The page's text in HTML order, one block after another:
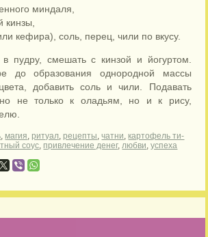
миндаля,
кинзы,
кефира), соль, перец, чили по вкусу.
пудру, смешать с кинзой и йогуртом.
до образования однородной массы
добавить соль и чили. Подавать
не только к оладьям, но и к рису,
, магия,ритуал,рецепты,чатни, картофель ти-
соус, привлечение денег,любви,успеха